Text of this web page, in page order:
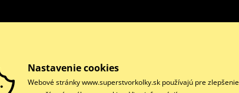
Nastavenie cookies
Webové stránky www.superstvorkolky.sk používajú pre